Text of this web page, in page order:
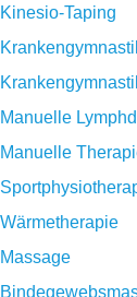
Kinesio-Taping
Manuelle
Manuelle
Wärmetherapie
Massage